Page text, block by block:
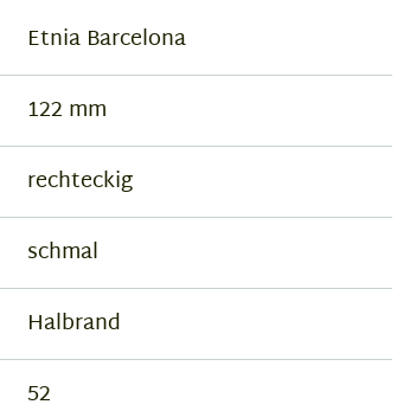
Etnia Barcelona
122 mm
rechteckig
schmal
Halbrand
52